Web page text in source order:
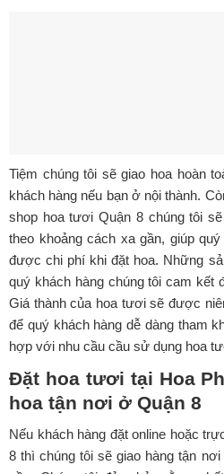
Tiệm chúng tôi sẽ giao hoa hoàn
khách hàng nếu bạn ở nội thành.
shop hoa tươi Quận 8 chúng tôi
theo khoảng cách xa gần, giúp
được chi phí khi đặt hoa. Những
quý khách hàng chúng tôi cam kết
Giá thành của hoa tươi sẽ được
để quý khách hàng dễ dàng tham
hợp với nhu cầu cầu sử dụng hoa
Đặt hoa tươi tại Hoa
hoa tận nơi ở Quận 8
Nếu khách hàng đặt online hoặc
8 thì chúng tôi sẽ giao hàng tận